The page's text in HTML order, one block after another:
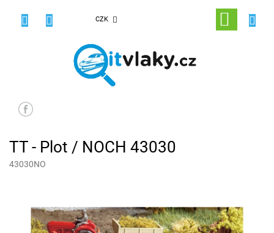
CZK
NÁKUPNÍ
KOŠÍK
TT - Plot / NOCH 43030
43030NO